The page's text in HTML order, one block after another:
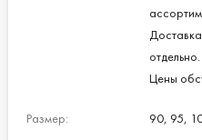
отдельно.
Цены
Размер: 90, 95,